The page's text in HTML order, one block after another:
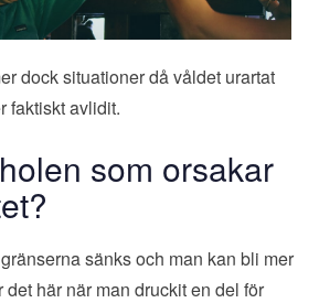
dock situationer då våldet urartat
faktiskt avlidit.
som orsakar
sänks och man kan bli mer
det här när man druckit en del för